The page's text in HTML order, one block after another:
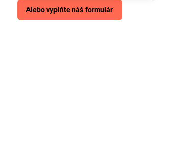
Alebo vyplňte náš formulár